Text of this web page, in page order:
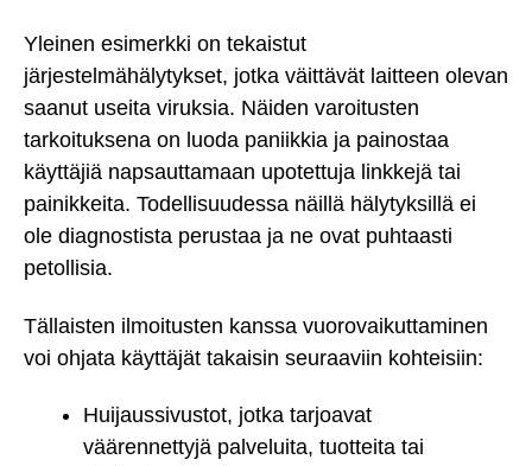
Yleinen esimerkki on tekaistut
järjestelmähälytykset, jotka väittävät laitteen olevan
saanut useita viruksia. Näiden varoitusten
tarkoituksena on luoda paniikkia ja painostaa
käyttäjiä napsauttamaan upotettuja linkkejä tai
painikkeita. Todellisuudessa näillä hälytyksillä ei
ole diagnostista perustaa ja ne ovat puhtaasti
petollisia.
Tällaisten ilmoitusten kanssa vuorovaikuttaminen
voi ohjata käyttäjät takaisin seuraaviin kohteisiin:
Huijaussivustot, jotka tarjoavat
väärennettyjä palveluita, tuotteita tai